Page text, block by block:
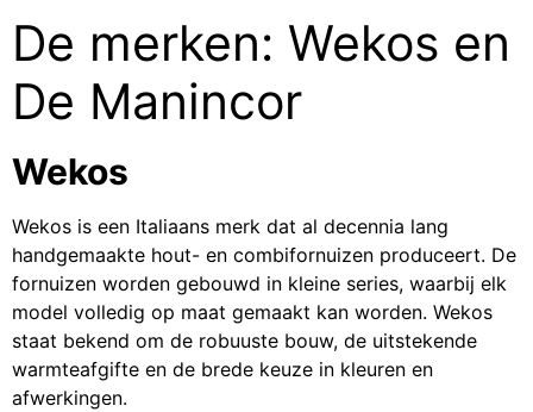
De merken: Wekos en
De Manincor
Wekos
Wekos is een Italiaans merk dat al decennia lang
handgemaakte hout- en combifornuizen produceert. De
fornuizen worden gebouwd in kleine series, waarbij elk
model volledig op maat gemaakt kan worden. Wekos
staat bekend om de robuuste bouw, de uitstekende
warmteafgifte en de brede keuze in kleuren en
afwerkingen.